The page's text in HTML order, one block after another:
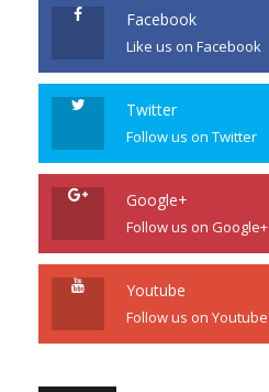
Facebook
Like us on Facebook
Twitter
Follow us on Twitter
Google+
Follow us on Google+
Youtube
Follow us on Youtube